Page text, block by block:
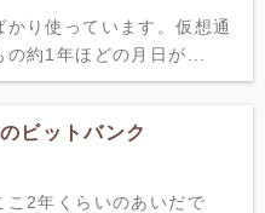
り使っています。仮想通
約1年ほどの月日が...
ビットバンク
こ2年くらいのあいだで